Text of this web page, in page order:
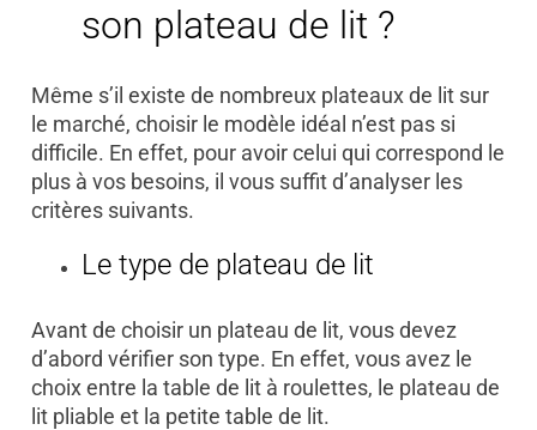
son plateau de lit ?
Même s’il existe de nombreux plateaux de lit sur
le marché, choisir le modèle idéal n’est pas si
difficile. En effet, pour avoir celui qui correspond le
plus à vos besoins, il vous suffit d’analyser les
critères suivants.
Le type de plateau de lit
Avant de choisir un plateau de lit, vous devez
d’abord vérifier son type. En effet, vous avez le
choix entre la table de lit à roulettes, le plateau de
lit pliable et la petite table de lit.